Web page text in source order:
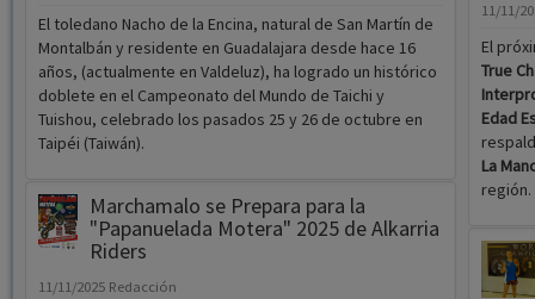
El toledano Nacho de la Encina, natural de San Martín de
Montalbán y residente en Guadalajara desde hace 16
años, (actualmente en Valdeluz), ha logrado un histórico
doblete en el Campeonato del Mundo de Taichi y
Tuishou, celebrado los pasados 25 y 26 de octubre en
Taipéi (Taiwán).
Marchamalo se Prepara para la
"Papanuelada Motera" 2025 de Alkarria
Riders
11/11/2025 Redacción
11/11/
El
True
Edad
La
región.